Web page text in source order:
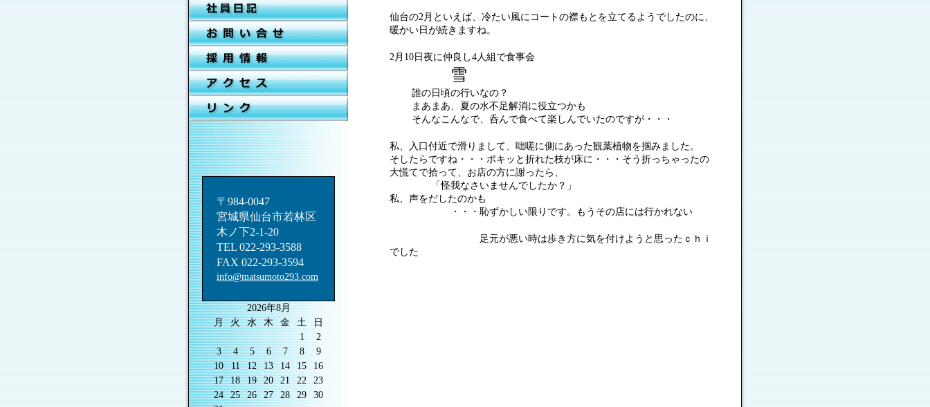
〒984-0047
宮城県仙台市若林区
木ノ下2-1-20
TEL 022-293-3588
FAX 022-293-3594
info@matsumoto293.com
2026年8月
月
火 水 木 金 土
日
1
2
3
4 5 6 7 8
9
10
11 12 13 14 15
16
17
18 19 20 21 22
23
24
25 26 27 28 29
30
仙台の2月といえば、冷たい風にコートの襟もとを立てるようでしたのに、
暖かい日が続きますね。
2月10日夜に仲良し4人組で食事会
雪
誰の日頃の行いなの？
まあまあ、夏の水不足解消に役立つかも
そんなこんなで、呑んで食べて楽しんでいたのですが・・・
私、入口付近で滑りまして、咄嗟に側にあった観葉植物を掴みました。
そしたらですね・・・ポキッと折れた枝が床に・・・そう折っちゃったの
大慌てで拾って、お店の方に謝ったら、
「怪我なさいませんでしたか？」
私、声をだしたのかも
・・・恥ずかしい限りです。もうその店には行かれない
足元が悪い時は歩き方に気を付けようと思ったｃｈｉ
でした